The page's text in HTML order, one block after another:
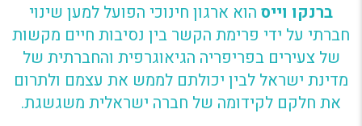
ברנקו וייס הוא ארגון חינוכי הפועל למען שינוי
חברתי על ידי פרימת הקשר בין נסיבות חיים מקשות
של צעירים בפריפריה הגיאוגרפית והחברתית של
מדינת ישראל לבין יכולתם לממש את עצמם ולתרום
את חלקם לקידומה של חברה ישראלית משגשגת.